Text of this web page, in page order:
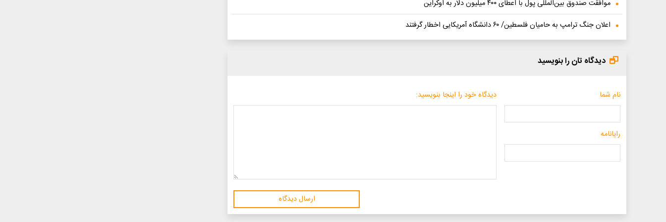
موافقت صندوق بین‌المللی پول با اعطای ۴۰۰ میلیون دلار به اوکراین
اعلان جنگ ترامپ به حامیان فلسطین/ ۶۰ دانشگاه‌ آمریکایی اخطار گرفتند
دیدگاه تان را بنویسید
نام شما
رایانامه
دیدگاه خود را اینجا بنویسید:
ارسال دیدگاه